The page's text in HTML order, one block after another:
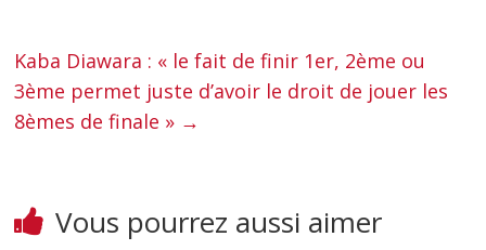
Kaba Diawara : « le fait de finir 1er, 2ème ou
3ème permet juste d’avoir le droit de jouer les
8èmes de finale » →
Vous pourrez aussi aimer